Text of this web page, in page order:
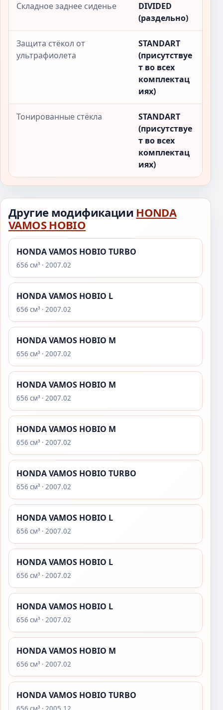
Складное заднее сиденье
DIVIDED
(раздельно)
Защита стёкол от
ультрафиолета
STANDART
(присутствуе
т во всех
комплектац
иях)
Тонированные стёкла
STANDART
(присутствуе
т во всех
комплектац
иях)
Другие модификации HONDA
VAMOS HOBIO
HONDA VAMOS HOBIO TURBO
656 см³ · 2007.02
HONDA VAMOS HOBIO L
656 см³ · 2007.02
HONDA VAMOS HOBIO M
656 см³ · 2007.02
HONDA VAMOS HOBIO M
656 см³ · 2007.02
HONDA VAMOS HOBIO M
656 см³ · 2007.02
HONDA VAMOS HOBIO TURBO
656 см³ · 2007.02
HONDA VAMOS HOBIO L
656 см³ · 2007.02
HONDA VAMOS HOBIO L
656 см³ · 2007.02
HONDA VAMOS HOBIO L
656 см³ · 2007.02
HONDA VAMOS HOBIO M
656 см³ · 2007.02
HONDA VAMOS HOBIO TURBO